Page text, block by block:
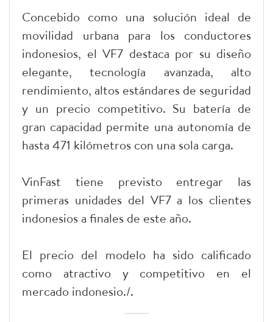
Concebido como una solución ideal de
movilidad urbana para los conductores
indonesios, el VF7 destaca por su diseño
elegante, tecnología avanzada, alto
rendimiento, altos estándares de seguridad
y un precio competitivo. Su batería de
gran capacidad permite una autonomía de
hasta 471 kilómetros con una sola carga.
VinFast tiene previsto entregar las
primeras unidades del VF7 a los clientes
indonesios a finales de este año.
El precio del modelo ha sido calificado
como atractivo y competitivo en el
mercado indonesio./.